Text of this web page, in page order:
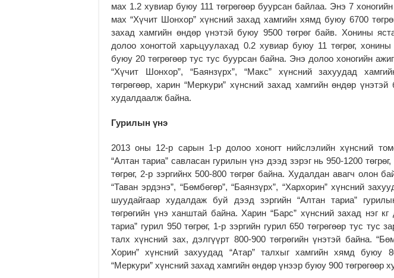
мах 1.2 хувиар буюу 111 төгрөгөөр буурсан байлаа. Энэ 7
мах “Хүчит Шонхор” хүнсний захад хамгийн хямд буюу 6700
захад хамгийн өндөр үнэтэй буюу 9500 төгрөг байв. Хонины
долоо хоногтой харьцуулахад 0.2 хувиар буюу 11 төгрөг,
буюу 20 төгрөгөөр тус тус буурсан байна. Энэ долоо хоногийн
“Хүчит Шонхор”, “Баянзүрх”, “Макс” хүнсний захуудад
төгрөгөөр, харин “Меркури” хүнсний захад хамгийн өндөр үнэтэй
худалдаалж байна.
Гурилын үнэ
2013 оны 12-р сарын 1-р долоо хоногт нийслэлийн хүнсний
“Алтан тариа” савласан гурилын үнэ дээд зэрэг нь 950-1200
төгрөг, 2-р зэргийнх 500-800 төгрөг байна. Худалдан авагч олон
“Таван эрдэнэ”, “Бөмбөгөр”, “Баянзүрх”, “Хархорин” хүнсний
шуудайгаар худалдаж буй дээд зэргийн “Алтан тариа”
төгрөгийн үнэ ханштай байна. Харин “Барс” хүнсний захад нэг кг
тариа” гурил 950 төгрөг, 1-р зэргийн гурил 650 төгрөгөөр тус тус
талх хүнсний зах, дэлгүүрт 800-900 төгрөгийн үнэтэй байна.
Хорин” хүнсний захуудад “Атар” талхыг хамгийн хямд буюу
“Меркури” хүнсний захад хамгийн өндөр үнээр буюу 900 төгрөгөөр